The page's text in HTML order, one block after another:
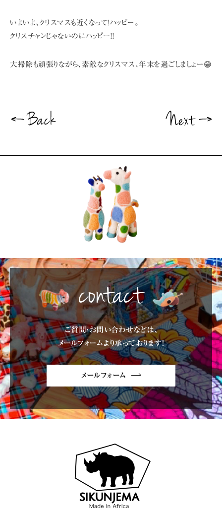
いよいよ、クリスマスも近くなって!ハッピー。
クリスチャンじゃないのにハッピー!!
大掃除も頑張りながら、素敵なクリスマス、年末を過ごしましょー😁
contact
ご質問・お問い合わせなどは、
メールフォームより承っております!
メールフォーム